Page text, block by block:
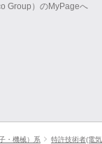
Group）のMyPageへ
・機械）系 特許技術者(電